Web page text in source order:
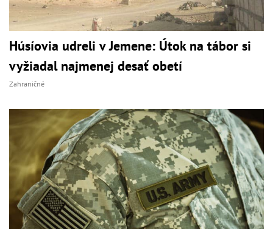
Húsíovia udreli v Jemene: Útok na tábor si
vyžiadal najmenej desať obetí
Zahraničné